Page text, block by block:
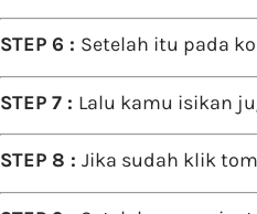
STEP 6 : Setelah itu pada
STEP 7 : Lalu kamu isikan
STEP 8 : Jika sudah klik